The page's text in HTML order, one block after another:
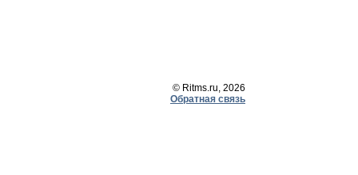
© Ritms.ru, 2026
Обратная связь